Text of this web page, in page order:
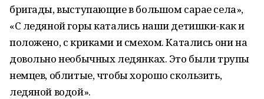
бригады, выступающие в большом сарае села»,
«С ледяной горы катались наши детишки-как и
положено, с криками и смехом. Катались они на
довольно необычных ледянках. Это были трупы
немцев, облитые, чтобы хорошо скользить,
ледяной водой».